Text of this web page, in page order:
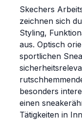
Skechers
zeichnen sich
Styling,
aus. Optisch
sportlichen
besonders
einen
Tätigkeiten in